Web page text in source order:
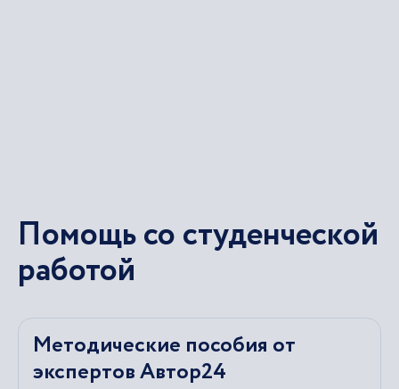
Помощь со студенческой
работой
Методические пособия от
экспертов Автор24